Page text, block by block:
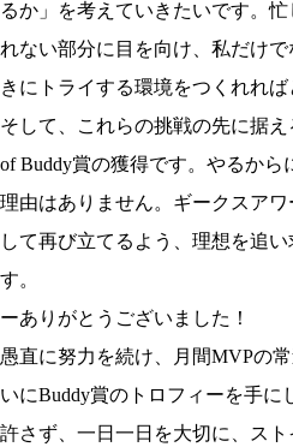
るか」を考えていきたいです。
れない部分に目を向け、私だけ
きにトライする環境をつくれれば
そして、これらの挑戦の先に据
of Buddy賞の獲得です。やるから
理由はありません。ギークスア
して再び立てるよう、理想を追
す。
ーありがとうございました！
愚直に努力を続け、月間MVPの
いにBuddy賞のトロフィーを手に
許さず、一日一日を大切に、ス